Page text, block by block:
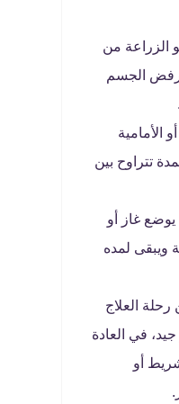
الزراعة من
ورفض الجسم
الأمامية
لمدة تتراوح بين
يوضع غاز أو
ويبقى لمده
العلاج
في العادة
أو